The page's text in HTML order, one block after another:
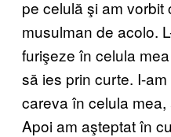
pe celulă şi am
musulman de acolo.
furişeze în celula
să ies prin curte. I-
careva în celula
Apoi am aşteptat în